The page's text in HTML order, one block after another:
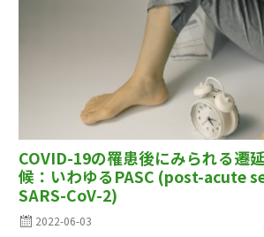
COVID-19の罹患後にみられる遷
候：いわゆるPASC (post-acute
SARS-CoV-2)
2022-06-03